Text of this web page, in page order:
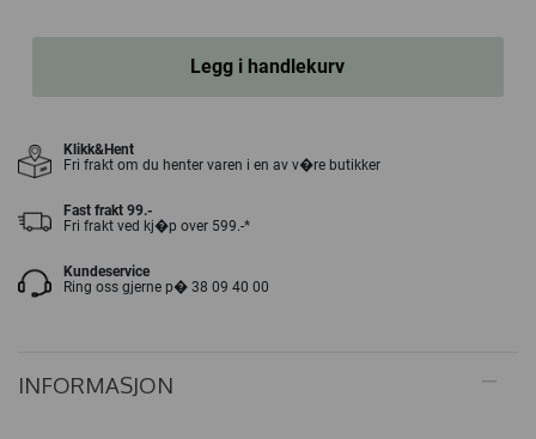
Legg i handlekurv
Klikk&Hent
Fri frakt om du henter varen i en av v�re butikker
Fast frakt 99.-
Fri frakt ved kj�p over 599.-*
Kundeservice
Ring oss gjerne p� 38 09 40 00
INFORMASJON